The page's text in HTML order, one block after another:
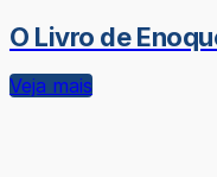
O Livro de
Veja mais